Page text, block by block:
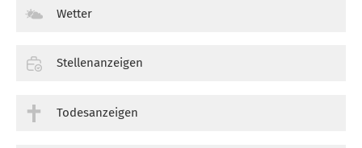
Wetter
Stellenanzeigen
Todesanzeigen